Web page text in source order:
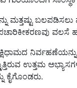
ಮತ್ತಷ್ಟು ಬಲಪಡಿಸಲು
ವಲಸೆ
ಉತ್ತಮ
ಕೈಗೊಂಡರು.